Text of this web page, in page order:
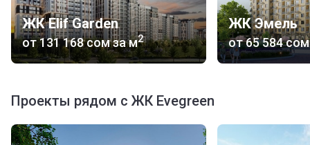
ЖК Elif Garden
от‍131 168 сомза м2
ЖК Эмель
от‍65 584 сом
Проекты рядом с ЖК Evegreen